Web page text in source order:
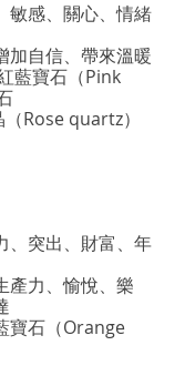
敏感、關心、情緒
加自信、帶來溫暖
藍寶石（Pink
Rose quartz）
、突出、財富、年
產力、愉悅、樂
寶石（Orange